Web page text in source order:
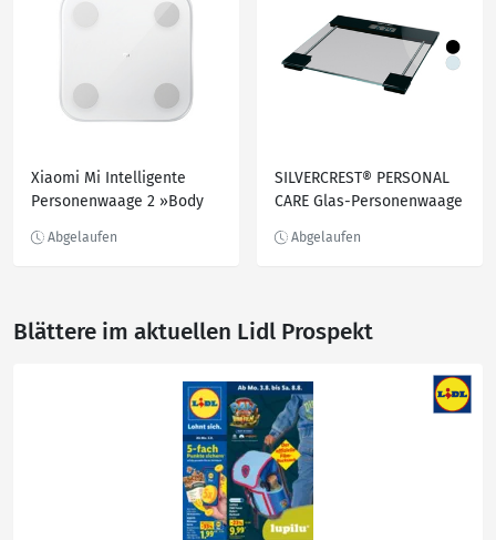
Xiaomi Mi Intelligente
Personenwaage 2 »Body
mit Analysefunktion
SILVERCREST® PERSONAL
CARE Glas-Personenwaage
on-Funktion
Blättere im aktuellen Lidl Prospekt